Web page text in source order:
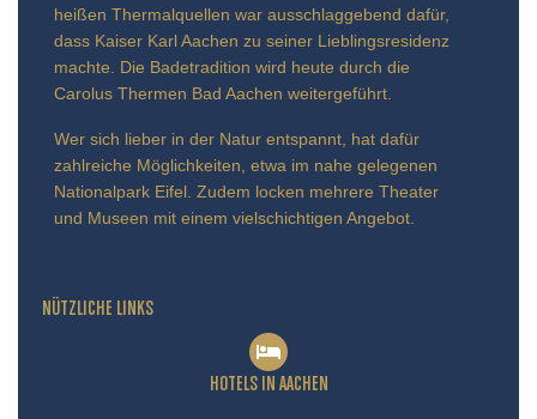
heißen Thermalquellen war ausschlaggebend dafür,
dass Kaiser Karl Aachen zu seiner Lieblingsresidenz
machte. Die Badetradition wird heute durch die
Carolus Thermen Bad Aachen weitergeführt.
Wer sich lieber in der Natur entspannt, hat dafür
zahlreiche Möglichkeiten, etwa im nahe gelegenen
Nationalpark Eifel. Zudem locken mehrere Theater
und Museen mit einem vielschichtigen Angebot.
NÜTZLICHE LINKS
HOTELS IN AACHEN